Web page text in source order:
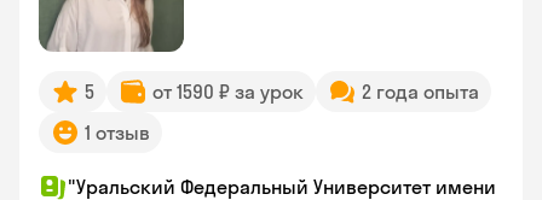
5 от 1590 ₽ за урок
2 года опыта
1 отзыв
"Уральский Федеральный Университет имени